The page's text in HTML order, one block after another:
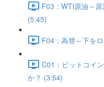
F03：WTI原油～
(5:45)
F04：為替～下を
C01：ビットコイ
か？ (3:54)